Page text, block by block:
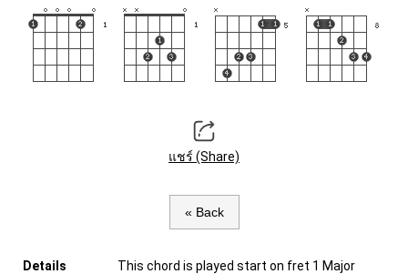
แชร์ (Share)
« Back
Details
This chord is played start on fret 1 Major